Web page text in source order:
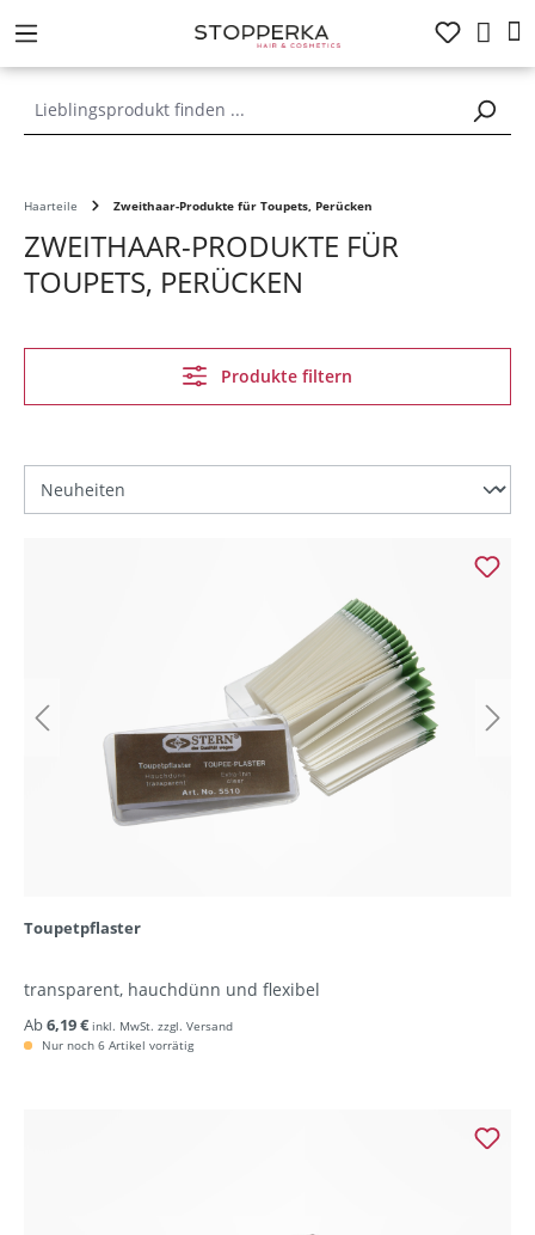
springen
Haarteile Zweithaar-Produkte für Toupets, Perücken
ZWEITHAAR-PRODUKTE FÜR
TOUPETS, PERÜCKEN
Produkte filtern
Toupetpflaster
transparent, hauchdünn und flexibel
Ab6,19 € inkl. MwSt. zzgl. Versand
Nur noch 6 Artikel vorrätig